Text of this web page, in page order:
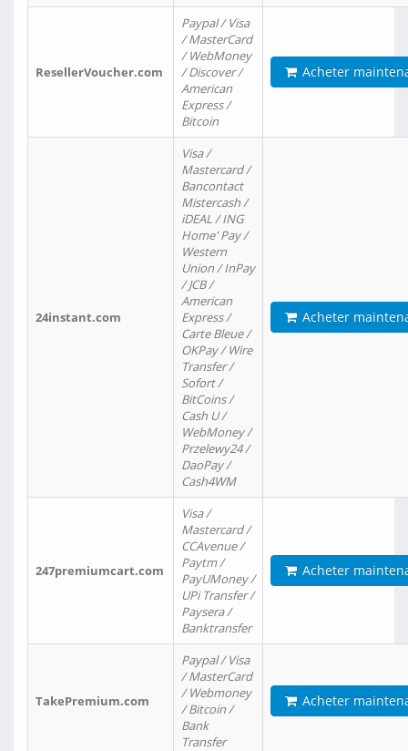
ResellerVoucher.com
Paypal / Visa
/ MasterCard
/ WebMoney
/ Discover /
American
Express /
Bitcoin
Acheter
24instant.com
Visa /
Mastercard /
Bancontact
Mistercash /
iDEAL / ING
Home' Pay /
Western
Union / InPay
/ JCB /
American
Express /
Carte Bleue /
OKPay / Wire
Transfer /
Sofort /
BitCoins /
Cash U /
WebMoney /
Przelewy24 /
DaoPay /
Cash4WM
Acheter
247premiumcart.com
Visa /
Mastercard /
CCAvenue /
Paytm /
PayUMoney /
UPi Transfer /
Paysera /
Banktransfer
Acheter
TakePremium.com
Paypal / Visa
/ MasterCard
/ Webmoney
/ Bitcoin /
Bank
Transfer
Acheter